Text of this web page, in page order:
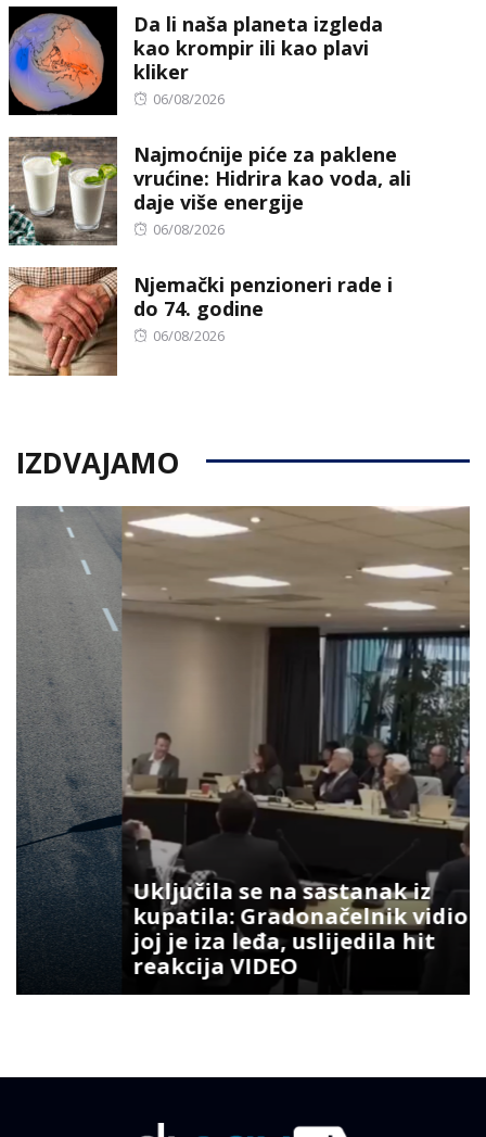
Da li naša planeta izgleda
kao krompir ili kao plavi
kliker
Posted
06/08/2026
Najmoćnije piće za paklene
vrućine: Hidrira kao voda, ali
daje više energije
Posted
06/08/2026
Njemački penzioneri rade i
do 74. godine
Posted
06/08/2026
IZDVAJAMO
Uključila se na sastanak iz
kupatila: Gradonačelnik vidio šta
joj je iza leđa, uslijedila hit
reakcija VIDEO